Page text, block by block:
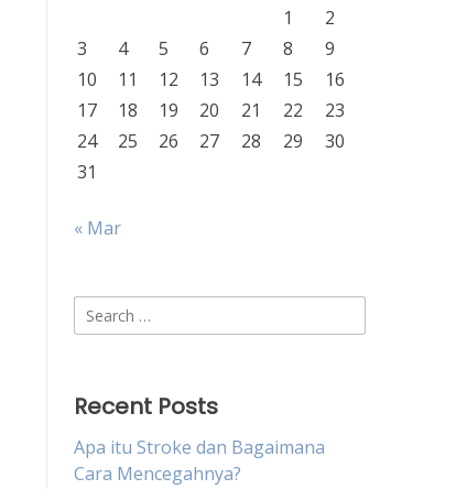
1
2
3
4 5 6 7 8
9
10
11 12 13 14 15
16
17
18 19 20 21 22
23
24
25 26 27 28 29
30
31
« Mar
Search
for:
Recent Posts
Apa itu Stroke dan Bagaimana
Cara Mencegahnya?